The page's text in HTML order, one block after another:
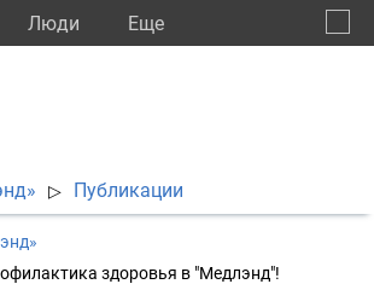
Люди Eще
▷ Публикации
здоровья в "Медлэнд"!